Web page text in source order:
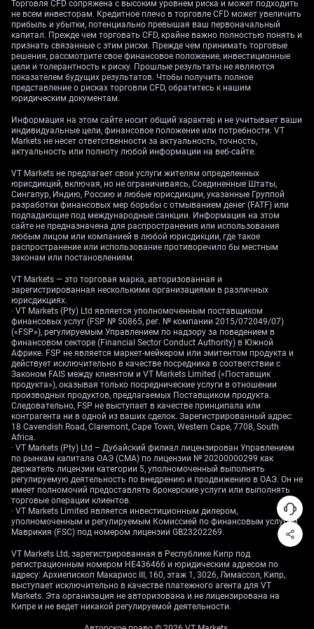
Фондовый рынок и
последствия для
денежно-кредитной
политики
Мы также рассматриваем это как предупреждение
для шведского фондового рынка, особенно для
промышленных гигантов, входящих в индекс OMX
Stockholm 30. Замедление производства напрямую
влияет на прогнозы прибыли крупнейших
экспортёров, таких как Atlas Copco и Volvo. Покупка
пут-опционов на индекс может служить хорошим
хеджем от потенциального снижения рынка.
Эта экономическая слабость в сочетании с
последними данными по инфляции за июнь,
показавшими CPIF на уровне 1,9%, даёт Риксбанку
пространство для более мягкой риторики.
Исторически центральный банк не раз переходил к
смягчению, когда рост замедлялся, что делает
повышение ставки на августовском заседании
менее вероятным. Это усиливает наш взгляд на
более слабую SEK и вялую динамику рынка акций.
Торговля CFD сопряжена с высоким уровнем риска и может подходить
не всем инвесторам. Кредитное плечо в торговле CFD может увеличить
прибыль и убытки, потенциально превышая ваш первоначальный
капитал. Прежде чем торговать CFD, крайне важно полностью понять и
признать связанные с этим риски. Прежде чем принимать торговые
решения, рассмотрите свое финансовое положение, инвестиционные
цели и толерантность к риску. Прошлые результаты не являются
показателем будущих результатов. Чтобы получить полное
представление о рисках торговли CFD, обратитесь к нашим
юридическим документам.
Информация на этом сайте носит общий характер и не учитывает ваши
индивидуальные цели, финансовое положение или потребности. VT
Markets не несет ответственности за актуальность, точность,
актуальность или полноту любой информации на веб-сайте.
VT Markets не предлагает свои услуги жителям определенных
юрисдикций, включая, но не ограничиваясь, Соединенные Штаты,
Сингапур, Индию, Россию и любые юрисдикции, указанные Группой
разработки финансовых мер борьбы с отмыванием денег (FATF) или
подпадающие под международные санкции. Информация на этом
сайте не предназначена для распространения или использования
любым лицом или компанией в любой юрисдикции, где такое
распространение или использование противоречило бы местным
законам или постановлениям.
VT Markets — это торговая марка, авторизованная и
зарегистрированная несколькими организациями в различных
юрисдикциях.
· VT Markets (Pty) Ltd является уполномоченным поставщиком
финансовых услуг (FSP № 50865, рег. № компании 2015/072049/07)
(«FSP»), регулируемым Управлением по надзору за поведением в
финансовом секторе (Financial Sector Conduct Authority) в Южной
Африке. FSP не является маркет-мейкером или эмитентом продукта и
действует исключительно в качестве посредника в соответствии с
Законом FAIS между клиентом и VT Markets Limited («Поставщик
продукта»), оказывая только посреднические услуги в отношении
производных продуктов, предлагаемых Поставщиком продукта.
Следовательно, FSP не выступает в качестве принципала или
контрагента ни в одной из ваших сделок. Зарегистрированный адрес:
18 Cavendish Road, Claremont, Cape Town, Western Cape, 7708, South
Africa.
· VT Markets (Pty) Ltd – Дубайский филиал лицензирован Управлением
по рынкам капитала ОАЭ (CMA) по лицензии № 20200000299 как
держатель лицензии категории 5, уполномоченный выполнять
регулируемую деятельность по внедрению и продвижению в ОАЭ. Он не
имеет полномочий предоставлять брокерские услуги или выполнять
торговые операции клиентов.
· VT Markets Limited является инвестиционным дилером,
уполномоченным и регулируемым Комиссией по финансовым услугам
Маврикия (FSC) под номером лицензии GB23202269.
VT Markets Ltd, зарегистрированная в Республике Кипр под
регистрационным номером HE436466 и юридическим адресом по
адресу: Архиепископ Макариос III, 160, этаж 1, 3026, Лимассол, Кипр,
выступает исключительно в качестве платежного агента для VT
Markets. Эта организация не авторизована и не лицензирована на
Кипре и не ведет никакой регулируемой деятельности.